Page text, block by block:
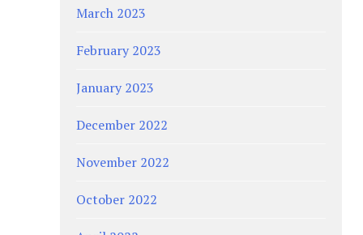
March 2023
February 2023
January 2023
December 2022
November 2022
October 2022